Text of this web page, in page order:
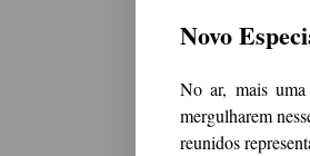
Novo
No ar, mais
mergulharem
reunidos